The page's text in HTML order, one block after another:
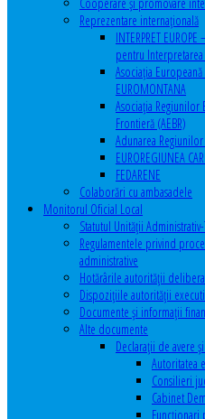
Reprezentare internaţională
INTERPRET
pentru
Asociația
EUROMONTANA
Asociația
Frontieră (AEBR)
Adunarea
EUROREGIUNEA
FEDARENE
Colaborări cu ambasadele
Monitorul Oficial Local
Statutul Unităţii
Regulamentele privind
administrative
Hotărârile autorităţii
Dispoziţiile autorităţii
Documente şi informaţii
Alte documente
Declaraţii de avere
Autoritatea
Consilieri
Cabinet